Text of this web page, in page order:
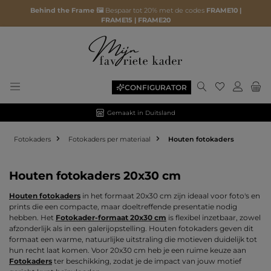
Behind the Frame 🖼️ Bespaar tot 20% met de codes FRAME10 |
FRAME15 | FRAME20
CONFIGURATOR Je hebt 0
Gemaakt in Duitsland
Fotokaders Fotokaders per materiaal Houten fotokaders
Houten fotokaders 20x30 cm
Houten fotokaders in het formaat 20x30 cm zijn ideaal voor foto's en
prints die een compacte, maar doeltreffende presentatie nodig
hebben. Het Fotokader-formaat 20x30 cm is flexibel inzetbaar, zowel
afzonderlijk als in een galerijopstelling. Houten fotokaders geven dit
formaat een warme, natuurlijke uitstraling die motieven duidelijk tot
hun recht laat komen. Voor 20x30 cm heb je een ruime keuze aan
Fotokaders ter beschikking, zodat je de impact van jouw motief